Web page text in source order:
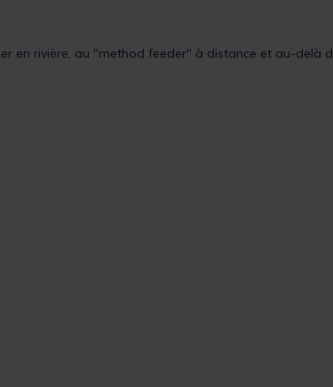
en rivière, au "method feeder" à distance et au-delà